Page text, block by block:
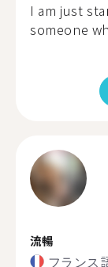
I am just
someone
流暢
フランス